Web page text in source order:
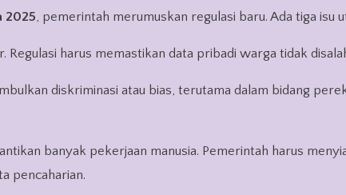
2025, pemerintah merumuskan regulasi baru. Ada tiga isu
Regulasi harus memastikan data pribadi warga tidak
diskriminasi atau bias, terutama dalam bidang
banyak pekerjaan manusia. Pemerintah harus
pencaharian.